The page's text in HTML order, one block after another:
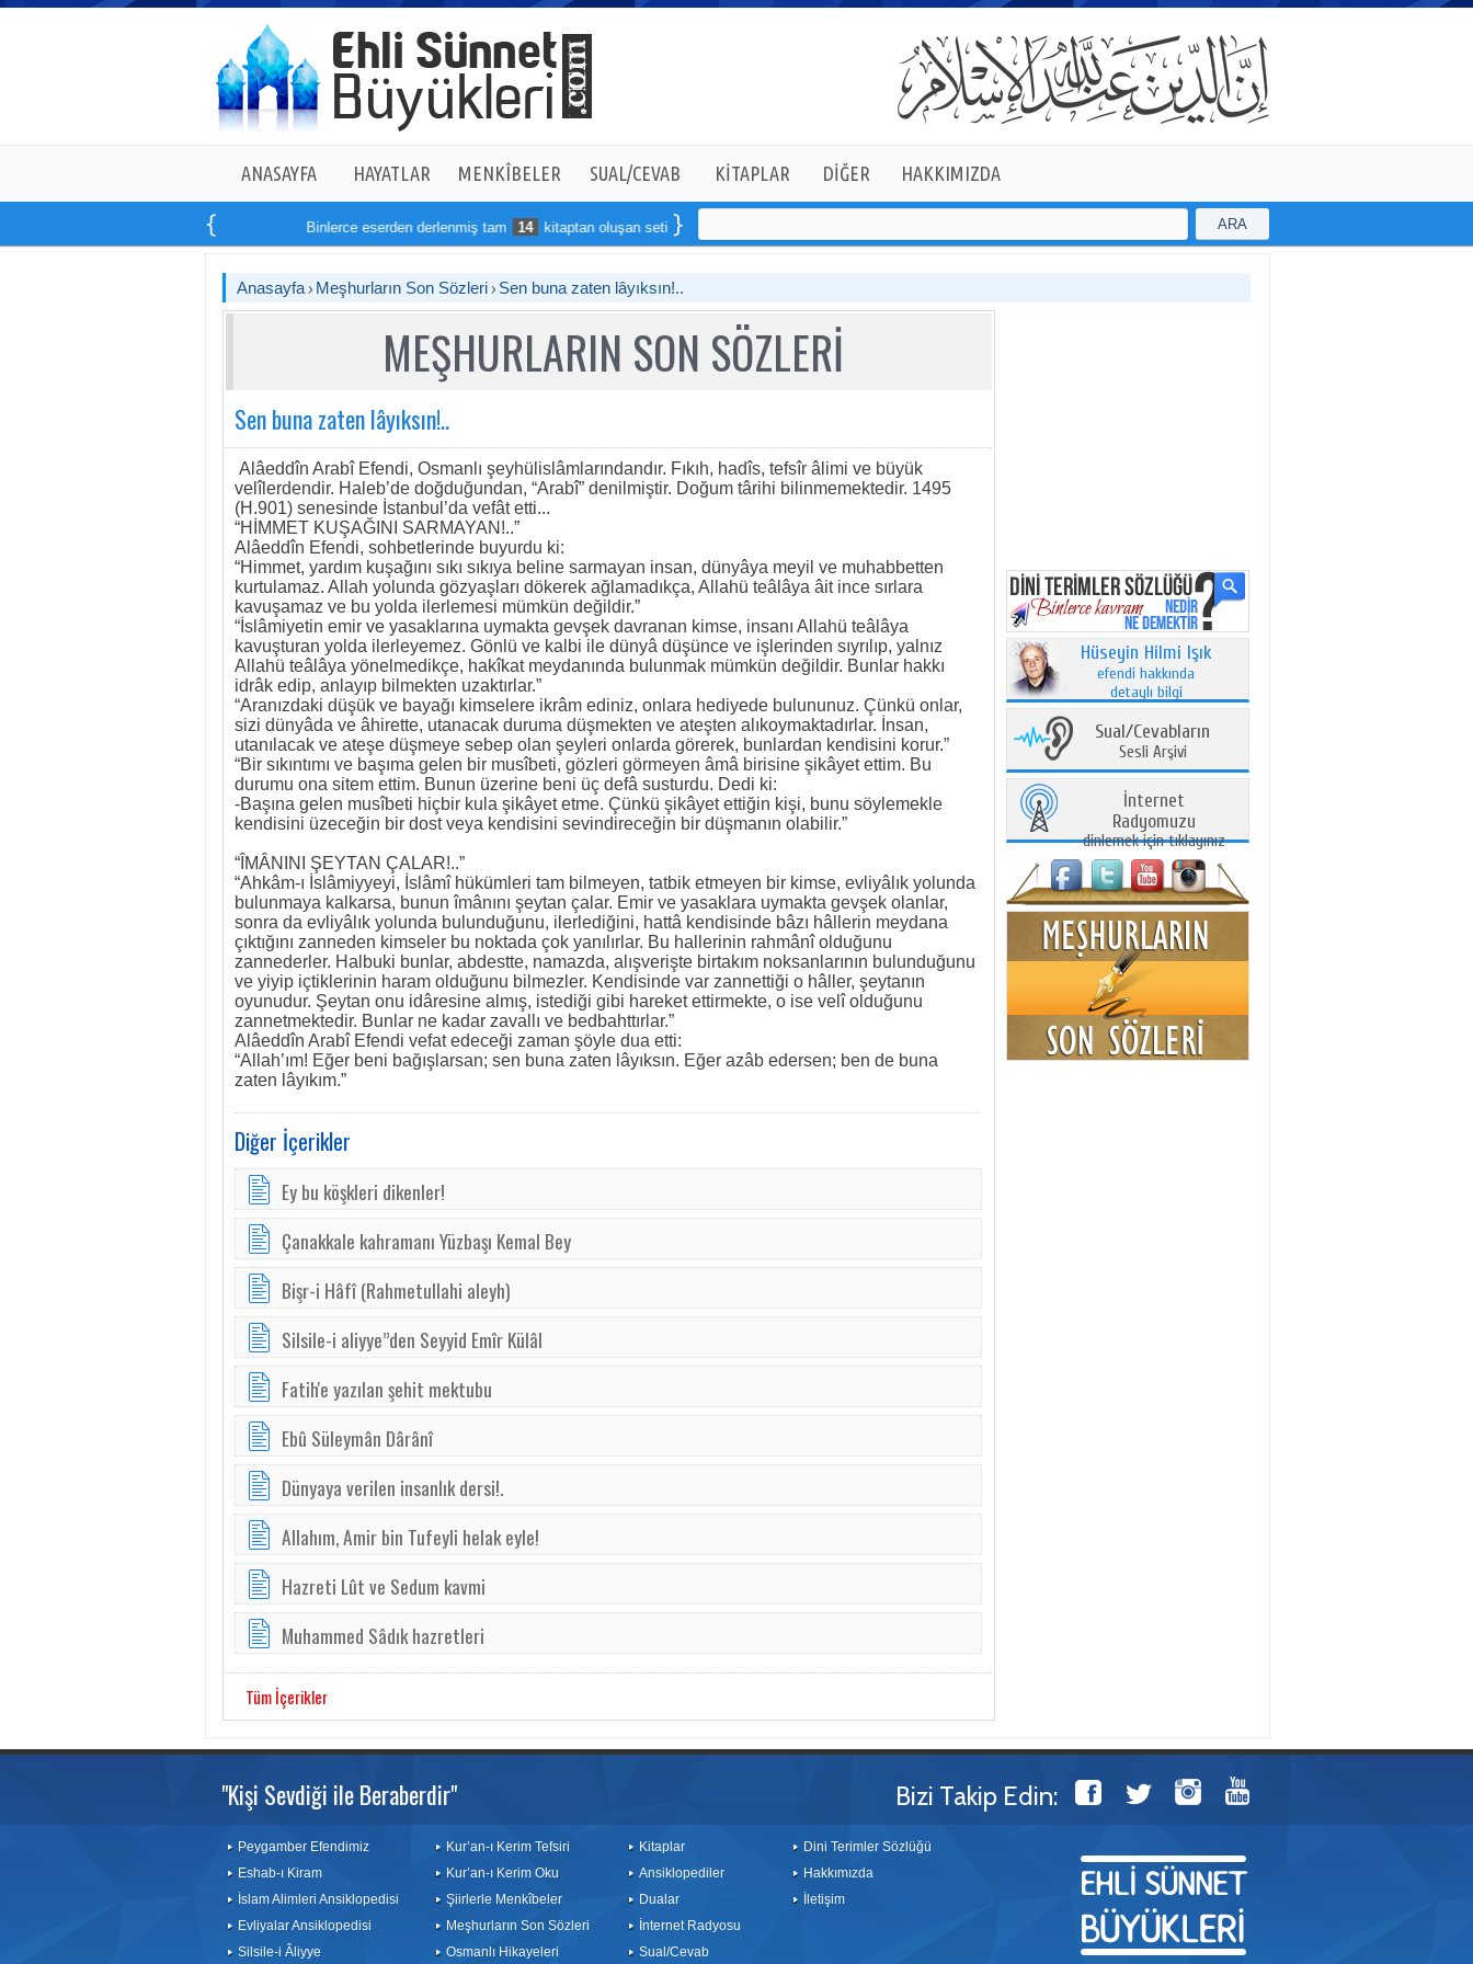
ANASAYFA HAYATLAR MENKÎBELER SUAL/CEVAB KİTAPLAR DİĞER HAKKIMIZDA
Binlerce eserden derlenmiş tam 14 kitaptan oluşan seti online sipariş verebilirsiniz ARA
Anasayfa Meşhurların Son Sözleri Sen buna zaten lâyıksın!..
MEŞHURLARIN SON SÖZLERİ
Sen buna zaten lâyıksın!..
Alâeddîn Arabî Efendi, Osmanlı şeyhülislâmlarındandır. Fıkıh, hadîs, tefsîr âlimi ve büyük
velîlerdendir. Haleb’de doğduğundan, “Arabî” denilmiştir. Doğum târihi bilinmemektedir. 1495
(H.901) senesinde İstanbul’da vefât etti...
“HİMMET KUŞAĞINI SARMAYAN!..”
Alâeddîn Efendi, sohbetlerinde buyurdu ki:
“Himmet, yardım kuşağını sıkı sıkıya beline sarmayan insan, dünyâya meyil ve muhabbetten
kurtulamaz. Allah yolunda gözyaşları dökerek ağlamadıkça, Allahü teâlâya âit ince sırlara
kavuşamaz ve bu yolda ilerlemesi mümkün değildir.”
“İslâmiyetin emir ve yasaklarına uymakta gevşek davranan kimse, insanı Allahü teâlâya
kavuşturan yolda ilerleyemez. Gönlü ve kalbi ile dünyâ düşünce ve işlerinden sıyrılıp, yalnız
Allahü teâlâya yönelmedikçe, hakîkat meydanında bulunmak mümkün değildir. Bunlar hakkı
idrâk edip, anlayıp bilmekten uzaktırlar.”
“Aranızdaki düşük ve bayağı kimselere ikrâm ediniz, onlara hediyede bulununuz. Çünkü onlar,
sizi dünyâda ve âhirette, utanacak duruma düşmekten ve ateşten alıkoymaktadırlar. İnsan,
utanılacak ve ateşe düşmeye sebep olan şeyleri onlarda görerek, bunlardan kendisini korur.”
“Bir sıkıntımı ve başıma gelen bir musîbeti, gözleri görmeyen âmâ birisine şikâyet ettim. Bu
durumu ona sitem ettim. Bunun üzerine beni üç defâ susturdu. Dedi ki:
-Başına gelen musîbeti hiçbir kula şikâyet etme. Çünkü şikâyet ettiğin kişi, bunu söylemekle
kendisini üzeceğin bir dost veya kendisini sevindireceğin bir düşmanın olabilir.”
“ÎMÂNINI ŞEYTAN ÇALAR!..”
“Ahkâm-ı İslâmiyyeyi, İslâmî hükümleri tam bilmeyen, tatbik etmeyen bir kimse, evliyâlık yolunda
bulunmaya kalkarsa, bunun îmânını şeytan çalar. Emir ve yasaklara uymakta gevşek olanlar,
sonra da evliyâlık yolunda bulunduğunu, ilerlediğini, hattâ kendisinde bâzı hâllerin meydana
çıktığını zanneden kimseler bu noktada çok yanılırlar. Bu hallerinin rahmânî olduğunu
zannederler. Halbuki bunlar, abdestte, namazda, alışverişte birtakım noksanlarının bulunduğunu
ve yiyip içtiklerinin haram olduğunu bilmezler. Kendisinde var zannettiği o hâller, şeytanın
oyunudur. Şeytan onu idâresine almış, istediği gibi hareket ettirmekte, o ise velî olduğunu
zannetmektedir. Bunlar ne kadar zavallı ve bedbahttırlar.”
Alâeddîn Arabî Efendi vefat edeceği zaman şöyle dua etti:
“Allah’ım! Eğer beni bağışlarsan; sen buna zaten lâyıksın. Eğer azâb edersen; ben de buna
zaten lâyıkım.”
Diğer İçerikler
Ey bu köşkleri dikenler!
Çanakkale kahramanı Yüzbaşı Kemal Bey
Bişr-i Hâfî (Rahmetullahi aleyh)
Silsile-i aliyye”den Seyyid Emîr Külâl
Fatih'e yazılan şehit mektubu
Ebû Süleymân Dârânî
Dünyaya verilen insanlık dersi!.
Al­lahım, A­mir bin ­Tu­feyli he­lak ey­le!
Hazreti Lût ve Sedum kavmi
Muhammed Sâdık hazretleri
Tüm İçerikler
Hüseyin Hilmi Işık
efendi hakkında
detaylı bilgi
Sual/Cevabların
Sesli Arşivi
İnternet
Radyomuzu
dinlemek için tıklayınız
"Kişi Sevdiği ile Beraberdir" Bizi Takip Edin:
Peygamber Efendimiz
Eshab-ı Kiram
İslam Alimleri Ansiklopedisi
Evliyalar Ansiklopedisi
Silsile-i Âliyye
Kur’an-ı Kerim Tefsiri
Kur’an-ı Kerim Oku
Şiirlerle Menkîbeler
Meşhurların Son Sözleri
Osmanlı Hikayeleri
Kitaplar
Ansiklopediler
Dualar
İnternet Radyosu
Sual/Cevab
Dini Terimler Sözlüğü
Hakkımızda
İletişim